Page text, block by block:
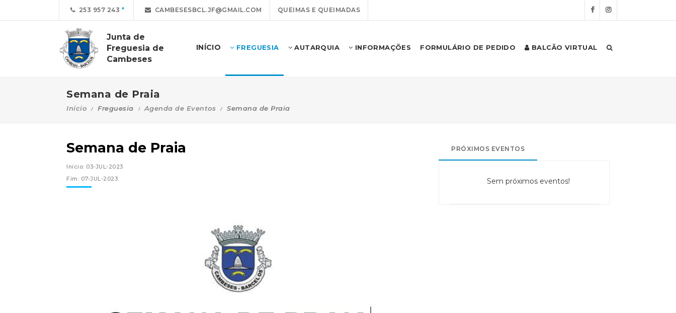
253 957 243 CAMBESESBCL.JF@GMAIL.COM QUEIMAS E QUEIMADAS
Junta de
Freguesia de
Cambeses
INÍCIO FREGUESIA AUTARQUIA INFORMAÇÕES FORMULÁRIO DE PEDIDO BALCÃO VIRTUAL
Semana de Praia
Início Freguesia Agenda de Eventos Semana de Praia
Semana de Praia
Início: 03-JUL-2023
Fim: 07-JUL-2023
PRÓXIMOS EVENTOS
Sem próximos eventos!